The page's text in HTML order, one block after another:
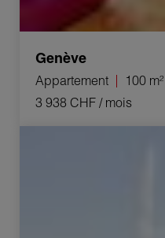
Genève
Appartement 100 m²
3 938 CHF / mois